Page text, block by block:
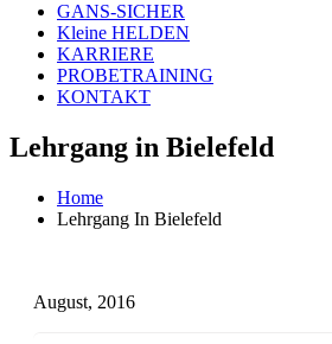
GANS-SICHER
Kleine HELDEN
KARRIERE
PROBETRAINING
KONTAKT
Lehrgang in Bielefeld
Home
Lehrgang In Bielefeld
August, 2016